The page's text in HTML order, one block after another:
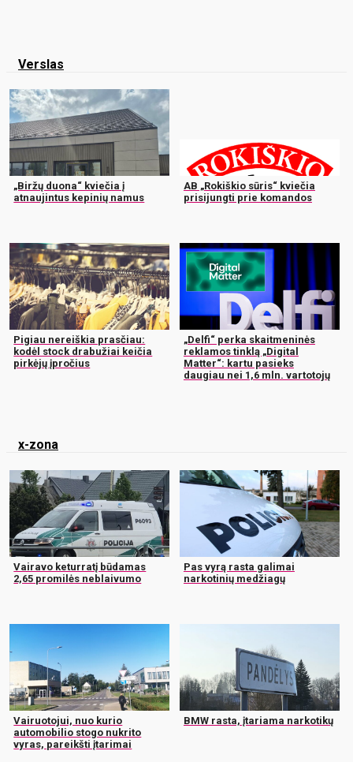
Verslas
„Biržų duona“ kviečia į
atnaujintus kepinių namus
AB „Rokiškio sūris“ kviečia
prisijungti prie komandos
Pigiau nereiškia prasčiau:
kodėl stock drabužiai keičia
pirkėjų įpročius
„Delfi“ perka skaitmeninės
reklamos tinklą „Digital
Matter“: kartu pasieks
daugiau nei 1,6 mln. vartotojų
x-zona
Vairavo keturratį būdamas
2,65 promilės neblaivumo
Pas vyrą rasta galimai
narkotinių medžiagų
Vairuotojui, nuo kurio
automobilio stogo nukrito
vyras, pareikšti įtarimai
BMW rasta, įtariama narkotikų